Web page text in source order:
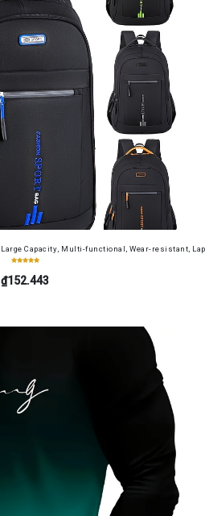
Capacity, Multi-functional, Wear-resistant,
₫152.443